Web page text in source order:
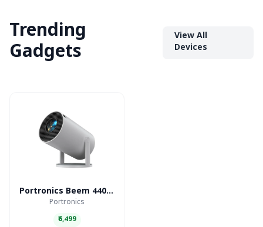
Trending
Gadgets
View All
Devices
Portronics Beem 440 Smart LED Projector
Portronics
₹6,499